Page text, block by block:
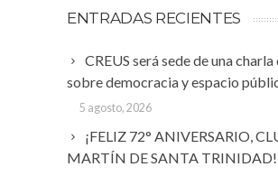
ENTRADAS RECIENTES
CREUS será sede de una
sobre democracia y espacio
5 agosto, 2026
¡FELIZ 72° ANIVERSARIO,
MARTÍN DE SANTA TRINIDAD!